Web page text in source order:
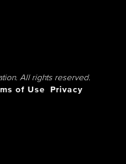
All rights reserved.
of Use
Privacy